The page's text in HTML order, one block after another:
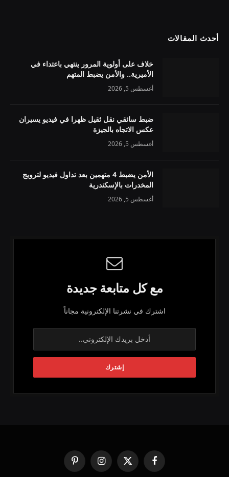
أحدث المقالات
خلاف على أولوية المرور ينتهي باعتداء في
الأميرية.. والأمن يضبط المتهم
أغسطس 5, 2026
ضبط سائقي نقل ثقيل ظهرا في فيديو يسيران
عكس الاتجاه بالجيزة
أغسطس 5, 2026
الأمن يضبط 4 متهمين بعد تداول فيديو لترويج
المخدرات بالإسكندرية
أغسطس 5, 2026
مع كل متابعة جديدة
اشترك في نشرتنا الإلكترونية مجاناً
فيسبوك
X
(Twitter)
الانستغرامبينتيريست